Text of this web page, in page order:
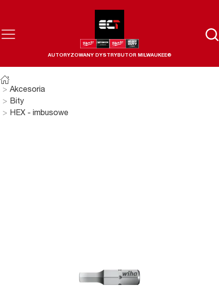
AUTORYZOWANY DYSTRYBUTOR MILWAUKEE®
Akcesoria
Bity
HEX - imbusowe